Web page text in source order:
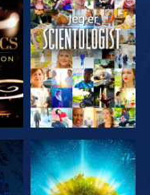
SE
UTFORSK